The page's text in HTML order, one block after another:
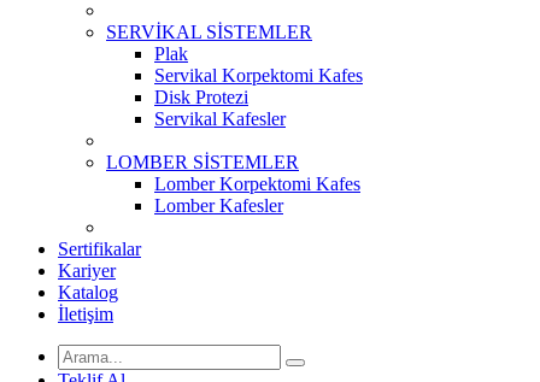
SERVİKAL SİSTEMLER
Plak
Servikal Korpektomi Kafes
Disk Protezi
Servikal Kafesler
LOMBER SİSTEMLER
Lomber Korpektomi Kafes
Lomber Kafesler
Sertifikalar
Kariyer
Katalog
İletişim